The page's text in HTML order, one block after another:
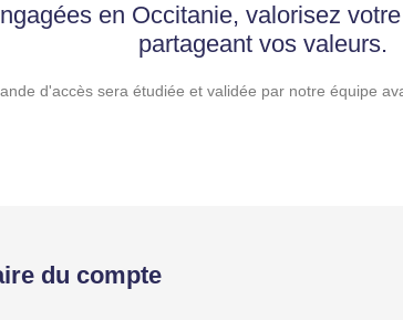
en Occitanie, valorisez
partageant vos valeurs.
d'accès sera étudiée et validée par notre équipe
du compte